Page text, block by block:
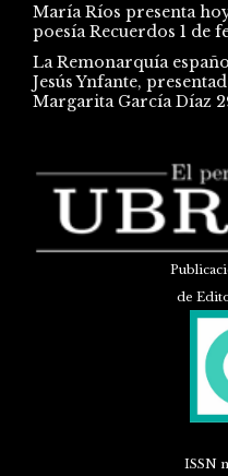
María Ríos presenta
poesía Recuerdos 1 de
La Remonarquía
Jesús Ynfante,
Margarita García Díaz
de
ISSN